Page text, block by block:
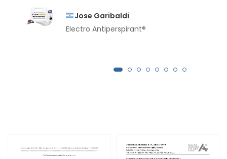
Jose Garibaldi
Electro Antiperspirant®